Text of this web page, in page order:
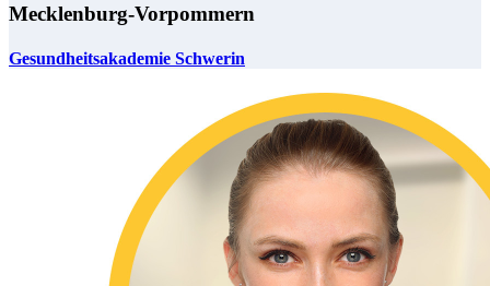
Mecklenburg-Vorpommern
Gesundheitsakademie Schwerin